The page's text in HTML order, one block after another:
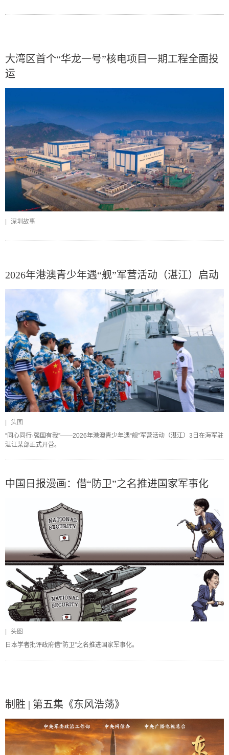
大湾区首个“华龙一号”核电项目一期工程全面投
运
深圳故事
2026年港澳青少年遇“舰”军营活动（湛江）启动
头图
“同心同行·强国有我”——2026年港澳青少年遇“舰”军营活动（湛江）3日在海军驻
湛江某部正式开营。
中国日报漫画：借“防卫”之名推进国家军事化
|
头图
日本学者批评政府借“防卫”之名推进国家军事化。
制胜 | 第五集《东风浩荡》